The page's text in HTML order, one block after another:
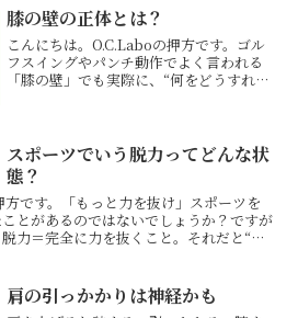
すいものです。寝起きの腰の痛みは、単
に筋肉が硬いだけでなく...
膝の壁の正体とは？
こんにちは。O.C.Laboの押方です。ゴル
フスイングやパンチ動作でよく言われる
「膝の壁」でも実際に、“何をどうすれば
フォーマンス...
スポーツでいう脱力ってどんな状
態？
です。「もっと力を抜け」スポーツを
とがあるのではないでしょうか？ですが
力＝完全に力を抜くこと。それだと“弛
肩の引っかかりは神経かも